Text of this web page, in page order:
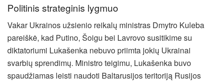
Politinis strateginis lygmuo
Vakar Ukrainos užsienio reikalų ministras Dmytro Kuleba
pareiškė, kad Putino, Šoigu bei Lavrovo susitikime su
diktatoriumi Lukašenka nebuvo priimta jokių Ukrainai
svarbių sprendimų. Ministro teigimu, Lukašenka buvo
spaudžiamas leisti naudoti Baltarusijos teritoriją Rusijos